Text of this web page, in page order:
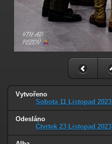
Vytvořeno
Sobota 11 Listopad 2023
Odesláno
Čtvrtek 23 Listopad 2023